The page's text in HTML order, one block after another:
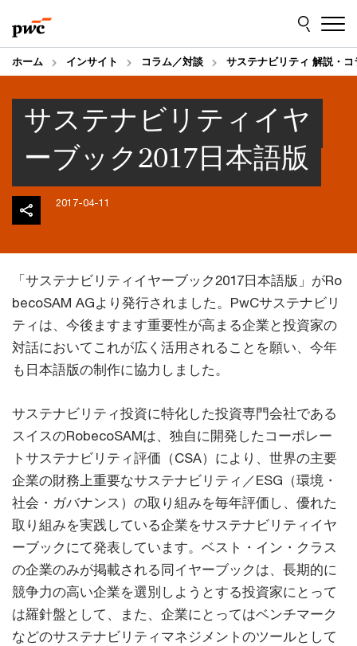
to
content
to
footer
ホーム インサイト コラム／対談 サステナビリティ 解説・コ
サステナビリティイヤ
ーブック2017日本語版
2017-04-11
「サステナビリティイヤーブック2017日本語版」がRo
becoSAM AGより発行されました。PwCサステナビリ
ティは、今後ますます重要性が高まる企業と投資家の
対話においてこれが広く活用されることを願い、今年
も日本語版の制作に協力しました。
サステナビリティ投資に特化した投資専門会社である
スイスのRobecoSAMは、独自に開発したコーポレー
トサステナビリティ評価（CSA）により、世界の主要
企業の財務上重要なサステナビリティ／ESG（環境・
社会・ガバナンス）の取り組みを毎年評価し、優れた
取り組みを実践している企業をサステナビリティイヤ
ーブックにて発表しています。ベスト・イン・クラス
の企業のみが掲載される同イヤーブックは、長期的に
競争力の高い企業を選別しようとする投資家にとって
は羅針盤として、また、企業にとってはベンチマーク
などのサステナビリティマネジメントのツールとして